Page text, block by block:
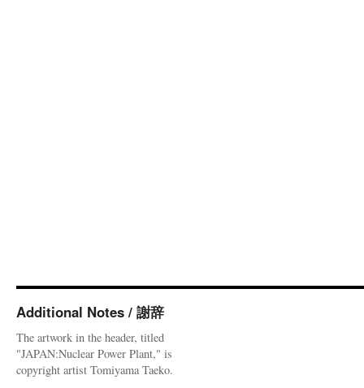
Additional Notes / 謝辞
The artwork in the header, titled
"JAPAN:Nuclear Power Plant," is
copyright artist Tomiyama Taeko.